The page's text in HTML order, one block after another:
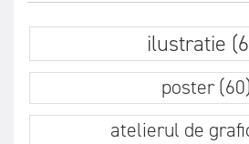
ilustratie
poster (60)
atelierul de